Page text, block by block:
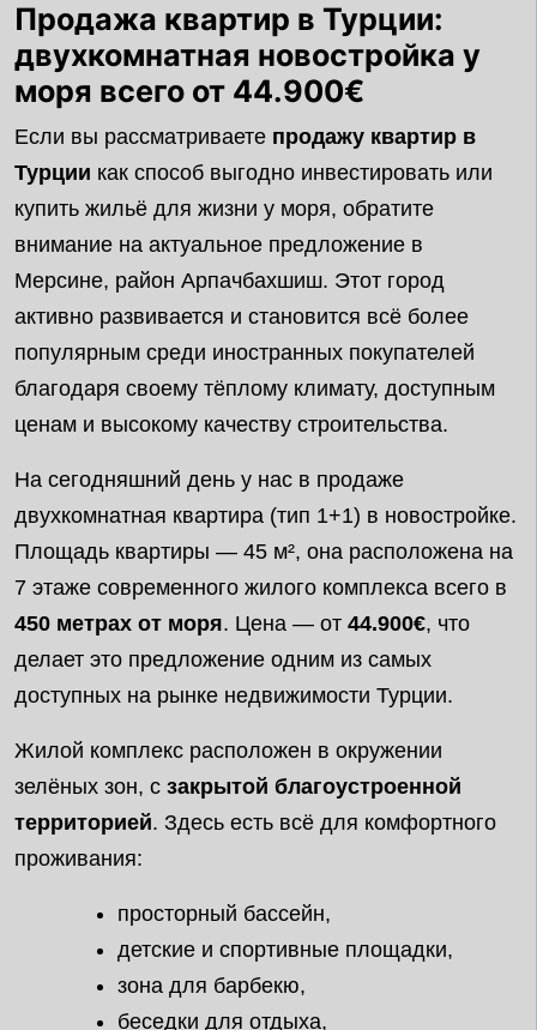
Продажа квартир в Турции:
двухкомнатная новостройка у
моря всего от 44.900€
Если вы рассматриваете продажу квартир в
Турции как способ выгодно инвестировать или
купить жильё для жизни у моря, обратите
внимание на актуальное предложение в
Мерсине, район Арпачбахшиш. Этот город
активно развивается и становится всё более
популярным среди иностранных покупателей
благодаря своему тёплому климату, доступным
ценам и высокому качеству строительства.
На сегодняшний день у нас в продаже
двухкомнатная квартира (тип 1+1) в новостройке.
Площадь квартиры — 45 м², она расположена на
7 этаже современного жилого комплекса всего в
450 метрах от моря. Цена — от 44.900€, что
делает это предложение одним из самых
доступных на рынке недвижимости Турции.
Жилой комплекс расположен в окружении
зелёных зон, с закрытой благоустроенной
территорией. Здесь есть всё для комфортного
проживания:
просторный бассейн,
детские и спортивные площадки,
зона для барбекю,
беседки для отдыха,